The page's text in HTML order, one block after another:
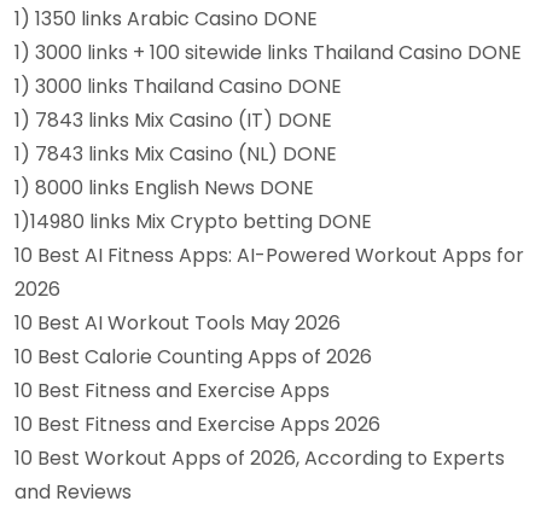
1) 1350 links Arabic Casino DONE
1) 3000 links + 100 sitewide links Thailand Casino DONE
1) 3000 links Thailand Casino DONE
1) 7843 links Mix Casino (IT) DONE
1) 7843 links Mix Casino (NL) DONE
1) 8000 links English News DONE
1)14980 links Mix Crypto betting DONE
10 Best AI Fitness Apps: AI-Powered Workout Apps for
2026
10 Best AI Workout Tools May 2026
10 Best Calorie Counting Apps of 2026
10 Best Fitness and Exercise Apps
10 Best Fitness and Exercise Apps 2026
10 Best Workout Apps of 2026, According to Experts
and Reviews